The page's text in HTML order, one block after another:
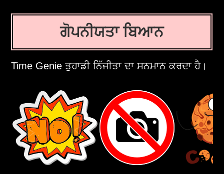
ਗੋਪਨੀਯਤਾ ਬਿਆਨ
Time Genie ਤੁਹਾਡੀ ਨਿੱਜੀਤਾ ਦਾ ਸਨਮਾਨ ਕਰਦਾ ਹੈ।